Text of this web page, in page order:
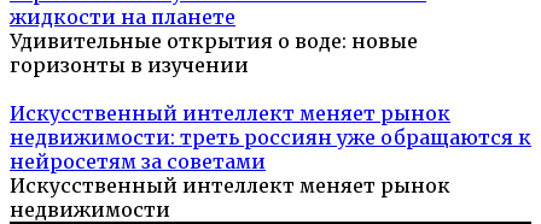
жидкости на планете
Удивительные открытия о воде: новые
горизонты в изучении
Искусственный интеллект меняет рынок
недвижимости: треть россиян уже обращаются к
нейросетям за советами
Искусственный интеллект меняет рынок
недвижимости